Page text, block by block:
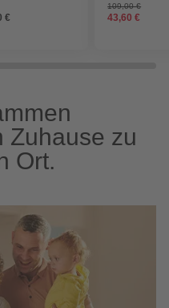
€
109,00 €
43,60 €
Zuhause zu
Ort.